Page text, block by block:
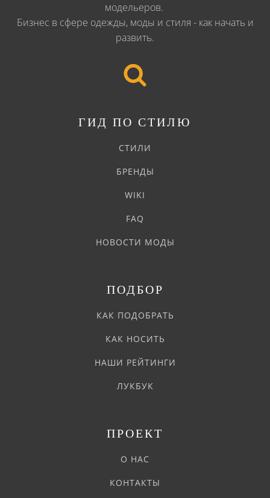
модельеров.
Бизнес в сфере одежды, моды и стиля - как начать и
развить.
ГИД ПО СТИЛЮ
СТИЛИ
БРЕНДЫ
WIKI
FAQ
НОВОСТИ МОДЫ
ПОДБОР
КАК ПОДОБРАТЬ
КАК НОСИТЬ
НАШИ РЕЙТИНГИ
ЛУКБУК
ПРОЕКТ
О НАС
КОНТАКТЫ